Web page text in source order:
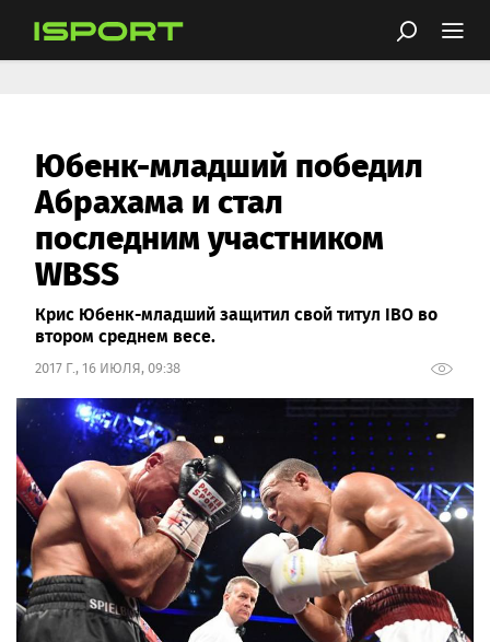
Юбенк-младший победил
Абрахама и стал
последним участником
WBSS
Крис Юбенк-младший защитил свой титул IBO во
втором среднем весе.
2017 Г., 16 ИЮЛЯ, 09:38